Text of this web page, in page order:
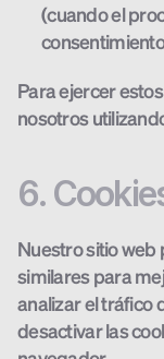
(cuando el
Para ejercer
nosotros
6.
Nuestro sitio web
similares para
analizar el tráfico
desactivar las